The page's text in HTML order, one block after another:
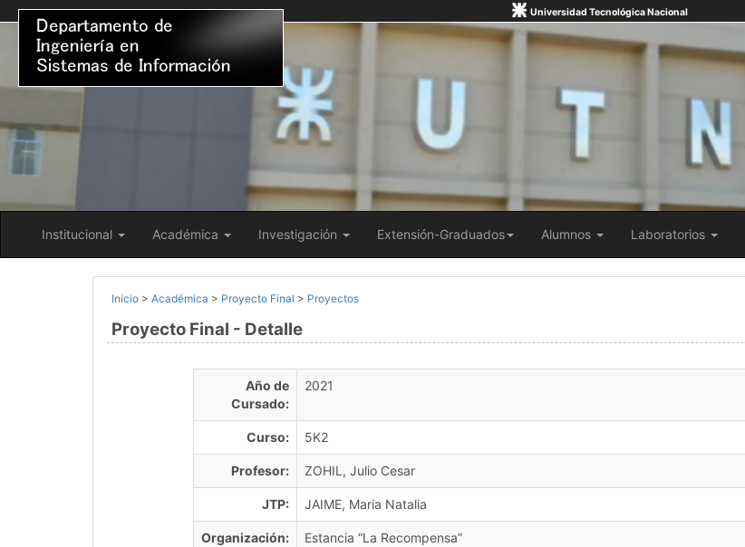
Universidad Tecnológica Nacional
Institucional Académica Investigación Extensión-Graduados Alumnos Laboratorios
Inicio > Académica > Proyecto Final > Proyectos
Proyecto Final - Detalle
Año de
Cursado:
2021
Curso: 5K2
Profesor: ZOHIL, Julio Cesar
JTP: JAIME, Maria Natalia
Organización: Estancia “La Recompensa”